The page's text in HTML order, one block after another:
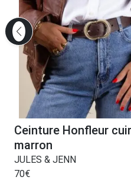
Ceinture Honfleur cuir
marron
JULES & JENN
70€